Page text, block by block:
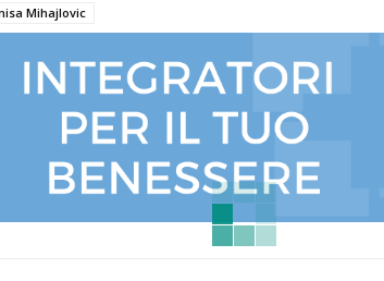
Mihajlovic